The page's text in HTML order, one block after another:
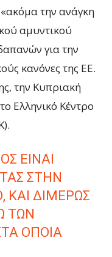
την ανάγκη
αμυντικού
για την
κανόνες της ΕΕ.
την Κυπριακή
Ελληνικό Κέντρο
ΕΊΝΑΙ
ΣΤΗΝ
ΚΑΙ ΔΙΜΕΡΏΣ
ΤΩΝ
ΟΠΟΊΑ